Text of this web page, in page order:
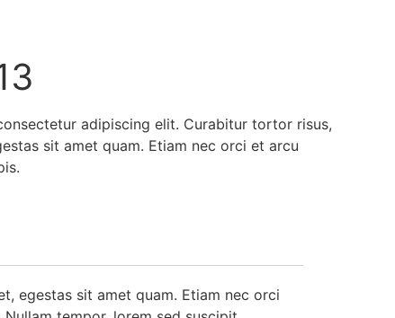
adipiscing elit. Curabitur tortor risus,
sit amet quam. Etiam nec orci et arcu
egestas sit amet quam. Etiam nec orci